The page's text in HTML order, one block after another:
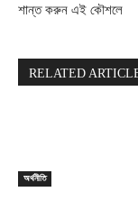
শান্ত করুন এই কৌশলে
RELATED
অর্থনীতি